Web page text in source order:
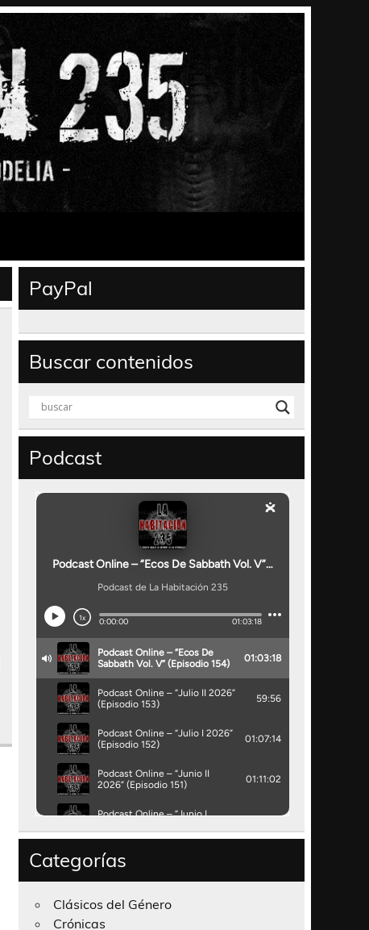
PayPal
Buscar contenidos
Podcast
Categorías
Clásicos del Género
Crónicas